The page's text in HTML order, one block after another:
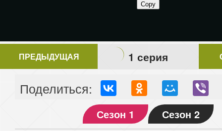
ПРЕДЫДУЩАЯ 1 серия
Поделиться:
Сезон 1 Сезон 2